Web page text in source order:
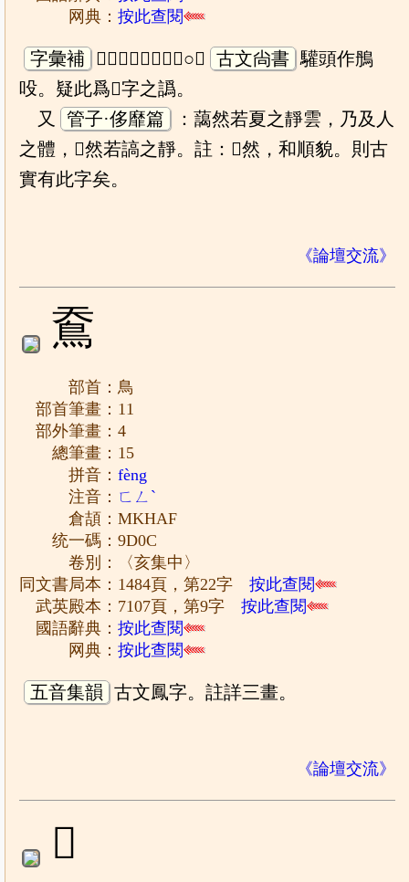
网典：按此查閱
字彙補 𩿊兜。與驩頭同。○按 古文尙書 驩頭作鴅
吺。疑此爲𩿊字之譌。
又
管子·侈靡篇
：藹然若夏之靜雲，乃及人
之體，𩿊然若謞之靜。註：𩿊然，和順貌。則古
實有此字矣。
《論壇交流》
鴌
部首：鳥
部首筆畫：11
部外筆畫：4
總筆畫：15
拼音：fèng
注音： ㄈㄥˋ
倉頡：MKHAF
统一碼：9D0C
卷別：〈亥集中〉
同文書局本：1484頁，第22字按此查閱
武英殿本：7107頁，第9字按此查閱
國語辭典：按此查閱
网典：按此查閱
五音集韻 古文鳳字。註詳三畫。
《論壇交流》
𩿋